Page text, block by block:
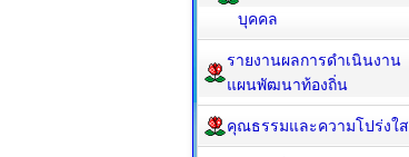
บุคคล
รายงานผลการดำเนินงาน
แผนพัฒนาท้องถิ่น
คุณธรรมและความโปร่งใส